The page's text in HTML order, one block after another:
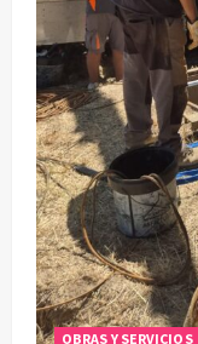
d
a
s
OBRAS Y SERVICIOS